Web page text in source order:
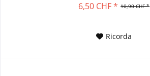
10,90 CHF *
6,50 CHF *
Ricorda